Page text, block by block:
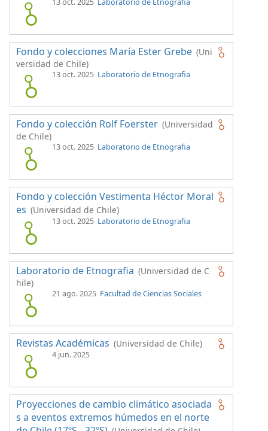
13 oct. 2025 Laboratorio de Etnografia
Fondo y colecciones María Ester Grebe (Uni
versidad de Chile)
13 oct. 2025 Laboratorio de Etnografia
Fondo y colección Rolf Foerster (Universidad
de Chile)
13 oct. 2025 Laboratorio de Etnografia
Fondo y colección Vestimenta Héctor Moral
es (Universidad de Chile)
13 oct. 2025 Laboratorio de Etnografia
Laboratorio de Etnografia (Universidad de C
hile)
21 ago. 2025 Facultad de Ciencias Sociales
Revistas Académicas (Universidad de Chile)
4 jun. 2025
Proyecciones de cambio climático asociada
s a eventos extremos húmedos en el norte